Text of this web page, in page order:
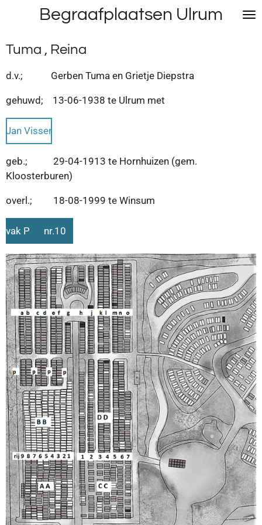
naar
de
hoofdinhoud
Begraafplaatsen Ulrum
Tuma , Reina
d.v.; Gerben Tuma en Grietje Diepstra
gehuwd; 13-06-1938 te Ulrum met
Jan Visser
geb.; 29-04-1913 te Hornhuizen (gem.
Kloosterburen)
overl.; 18-08-1999 te Winsum
vak P nr.10